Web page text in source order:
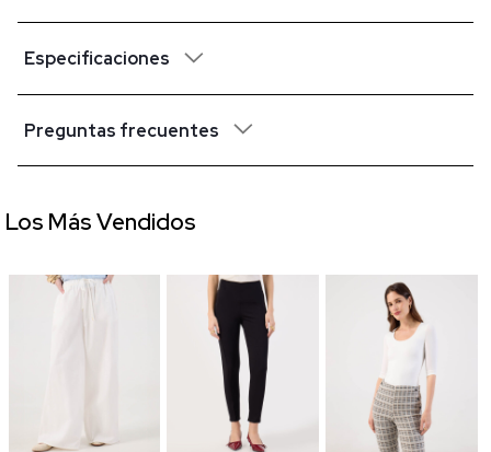
Especificaciones
Preguntas frecuentes
Los Más Vendidos